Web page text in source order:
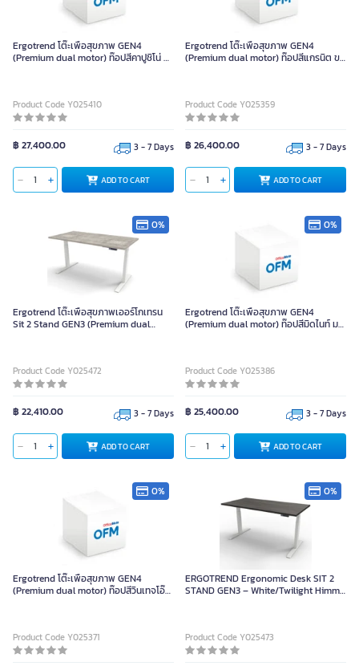
Ergotrend โต๊ะเพื่อสุขภาพ GEN4
(Premium dual motor) ท๊อปสีคาปูชิโน่ ขา
Product Code Y025410
฿ 27,400.00 3 - 7 Days
ADD TO CART
Ergotrend โต๊ะเพื่อสุขภาพ GEN4
(Premium dual motor) ท๊อปสีแกรนิต ขา
Product Code Y025359
฿ 26,400.00 3 - 7 Days
ADD TO CART
0%
Ergotrend โต๊ะเพื่อสุขภาพเออร์โกเทรน
Sit 2 Stand GEN3 (Premium dual
Product Code Y025472
฿ 22,410.00 3 - 7 Days
ADD TO CART
0%
Ergotrend โต๊ะเพื่อสุขภาพ GEN4
(Premium dual motor) ท๊อปสีมิดไนท์ มา
Product Code Y025386
฿ 25,400.00 3 - 7 Days
ADD TO CART
0%
Ergotrend โต๊ะเพื่อสุขภาพ GEN4
(Premium dual motor) ท๊อปสีวินเทจโอ๊ค
Product Code Y025371
0%
ERGOTREND Ergonomic Desk SIT 2
STAND GEN3 – White/Twilight Himm,
Product Code Y025473